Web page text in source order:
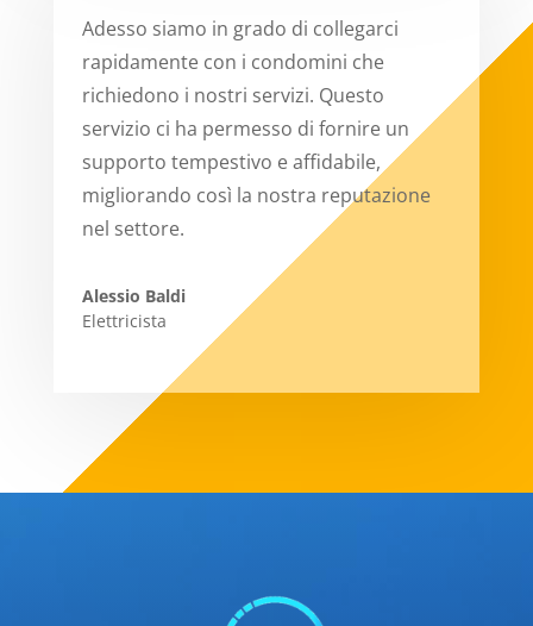
Adesso siamo in grado di collegarci
rapidamente con i condomini che
richiedono i nostri servizi. Questo
servizio ci ha permesso di fornire un
supporto tempestivo e affidabile,
migliorando così la nostra reputazione
nel settore.
Alessio Baldi
Elettricista